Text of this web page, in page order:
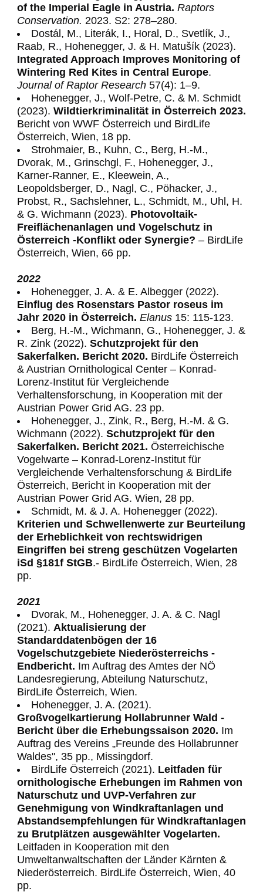
of the Imperial Eagle in Austria. Raptors
Conservation. 2023. S2: 278–280.
Dostál, M., Literák, I., Horal, D., Svetlík, J.,
Raab, R., Hohenegger, J. & H. Matušík (2023).
Integrated Approach Improves Monitoring of
Wintering Red Kites in Central Europe.
Journal of Raptor Research 57(4): 1–9.
Hohenegger, J., Wolf-Petre, C. & M. Schmidt
(2023). Wildtierkriminalität in Österreich 2023.
Bericht von WWF Österreich und BirdLife
Österreich, Wien, 18 pp.
Strohmaier, B., Kuhn, C., Berg, H.-M.,
Dvorak, M., Grinschgl, F., Hohenegger, J.,
Karner-Ranner, E., Kleewein, A.,
Leopoldsberger, D., Nagl, C., Pöhacker, J.,
Probst, R., Sachslehner, L., Schmidt, M., Uhl, H.
& G. Wichmann (2023). Photovoltaik-
Freiflächenanlagen und Vogelschutz in
Österreich -Konflikt oder Synergie? – BirdLife
Österreich, Wien, 66 pp.
2022
Hohenegger, J. A. & E. Albegger (2022).
Einflug des Rosenstars Pastor roseus im
Jahr 2020 in Österreich. Elanus 15: 115-123.
Berg, H.-M., Wichmann, G., Hohenegger, J. &
R. Zink (2022). Schutzprojekt für den
Sakerfalken. Bericht 2020. BirdLife Österreich
& Austrian Ornithological Center – Konrad-
Lorenz-Institut für Vergleichende
Verhaltensforschung, in Kooperation mit der
Austrian Power Grid AG. 23 pp.
Hohenegger, J., Zink, R., Berg, H.-M. & G.
Wichmann (2022). Schutzprojekt für den
Sakerfalken. Bericht 2021. Österreichische
Vogelwarte – Konrad-Lorenz-Institut für
Vergleichende Verhaltensforschung & BirdLife
Österreich, Bericht in Kooperation mit der
Austrian Power Grid AG. Wien, 28 pp.
Schmidt, M. & J. A. Hohenegger (2022).
Kriterien und Schwellenwerte zur Beurteilung
der Erheblichkeit von rechtswidrigen
Eingriffen bei streng geschützen Vogelarten
iSd §181f StGB.- BirdLife Österreich, Wien, 28
pp.
2021
Dvorak, M., Hohenegger, J. A. & C. Nagl
(2021). Aktualisierung der
Standarddatenbögen der 16
Vogelschutzgebiete Niederösterreichs -
Endbericht. Im Auftrag des Amtes der NÖ
Landesregierung, Abteilung Naturschutz,
BirdLife Österreich, Wien.
Hohenegger, J. A. (2021).
Großvogelkartierung Hollabrunner Wald -
Bericht über die Erhebungssaison 2020. Im
Auftrag des Vereins „Freunde des Hollabrunner
Waldes", 35 pp., Missingdorf.
BirdLife Österreich (2021). Leitfaden für
ornithologische Erhebungen im Rahmen von
Naturschutz und UVP-Verfahren zur
Genehmigung von Windkraftanlagen und
Abstandsempfehlungen für Windkraftanlagen
zu Brutplätzen ausgewählter Vogelarten.
Leitfaden in Kooperation mit den
Umweltanwaltschaften der Länder Kärnten &
Niederösterreich. BirdLife Österreich, Wien, 40
pp.